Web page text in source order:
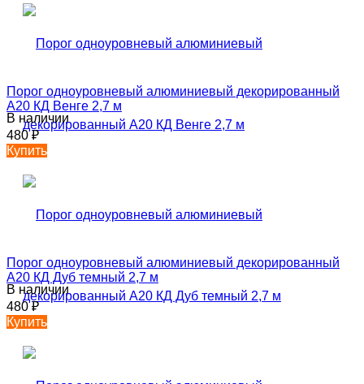
Порог одноуровневый алюминиевый декорированный
А20 КД Венге 2,7 м
В наличии
480₽
Купить
Порог одноуровневый алюминиевый декорированный
А20 КД Дуб темный 2,7 м
В наличии
480₽
Купить